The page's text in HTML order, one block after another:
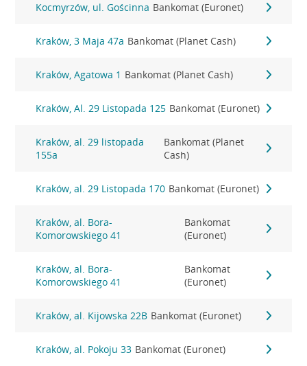
Kocmyrzów, ul. Gościnna Bankomat (Euronet)
Kraków, 3 Maja 47a Bankomat (Planet Cash)
Kraków, Agatowa 1 Bankomat (Planet Cash)
Kraków, Al. 29 Listopada 125 Bankomat (Euronet)
Kraków, al. 29 listopada
155a
Bankomat (Planet
Cash)
Kraków, al. 29 Listopada 170 Bankomat (Euronet)
Kraków, al. Bora-
Komorowskiego 41
Bankomat
(Euronet)
Kraków, al. Bora-
Komorowskiego 41
Bankomat
(Euronet)
Kraków, al. Kijowska 22B Bankomat (Euronet)
Kraków, al. Pokoju 33 Bankomat (Euronet)